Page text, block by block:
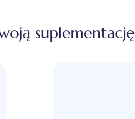
suplementację